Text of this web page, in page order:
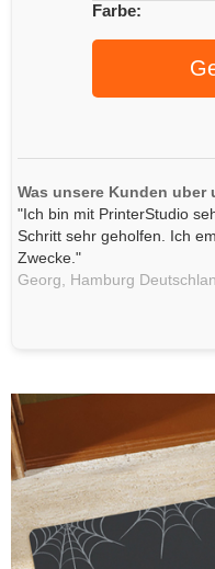
Farbe:
Was unsere Kunden uber
"Ich bin mit PrinterStudio
Schritt sehr geholfen. Ich
Zwecke."
Georg,
Hamburg